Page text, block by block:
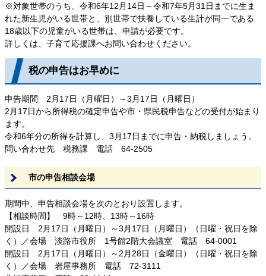
※対象世帯のうち、令和6年12月14日～令和7年5月31日までに生ま
れた新生児がいる世帯と、別世帯で扶養している生計が同一である
18歳以下の児童がいる世帯は、申請が必要です。
詳しくは、子育て応援課へお問い合わせください。
税の申告はお早めに
申告期間 2月17日（月曜日）～3月17日（月曜日）
2月17日から所得税の確定申告や市・県民税申告などの受付が始まり
ます。
令和6年分の所得を計算し、3月17日までに申告・納税しましょう。
問い合わせ先 税務課 電話 64-2505
市の申告相談会場
期間中、申告相談会場を次のとおり設置します。
【相談時間】 9時～12時、13時～16時
開設日 2月17日（月曜日）～3月17日（月曜日）（日曜・祝日を除
く）／会場 淡路市役所 1号館2階大会議室 電話 64-0001
開設日 2月17日（月曜日）～2月28日（金曜日）（日曜・祝日を除
く）／会場 岩屋事務所 電話 72-3111